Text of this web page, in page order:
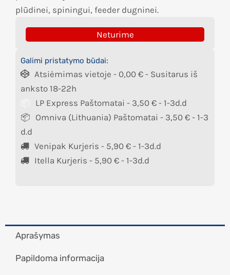
plūdinei, spiningui, feeder dugninei.
Neturime
Galimi pristatymo būdai:
Atsiėmimas vietoje - 0,00 € - Susitarus iš
anksto 18-22h
LP Express Paštomatai - 3,50 € - 1-3d.d
Omniva (Lithuania) Paštomatai - 3,50 € - 1-3
d.d
Venipak Kurjeris - 5,90 € - 1-3d.d
Itella Kurjeris - 5,90 € - 1-3d.d
Aprašymas
Papildoma informacija